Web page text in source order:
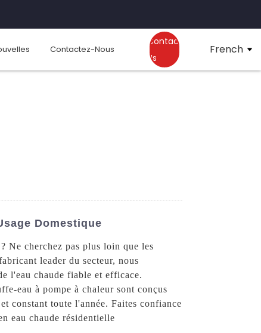
Contactez-Nous
Contact
Us
French
Domestique
Ne cherchez pas plus loin que les
leader du secteur, nous
l'eau chaude fiable et efficace.
eau à pompe à chaleur sont conçus
constant toute l'année. Faites confiance
eau chaude résidentielle